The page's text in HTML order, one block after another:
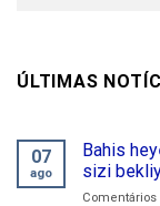
ÚLTIMAS
07
ago
Bahis
sizi